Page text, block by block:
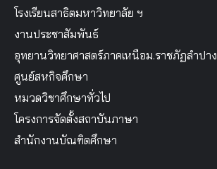
โรงเรียนสาธิตมหาวิทยาลัย ฯ
งานประชาสัมพันธ์
อุทยานวิทยาศาสตร์ภาคเหนือม.ราชภัฏลำปาง
ศูนย์สหกิจศึกษา
หมวดวิชาศึกษาทั่วไป
โครงการจัดตั้งสถาบันภาษา
สำนักงานบัณฑิตศึกษา